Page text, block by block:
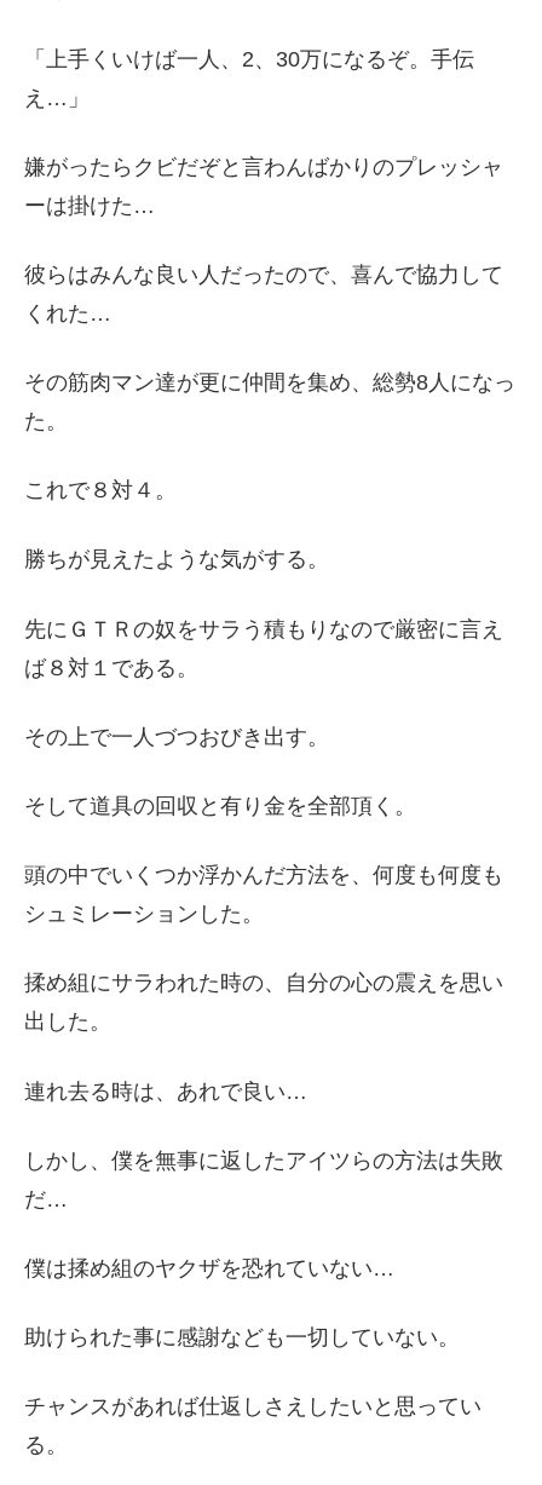
「上手くいけば一人、2、30万になるぞ。手伝
え…」
嫌がったらクビだぞと言わんばかりのプレッシャ
ーは掛けた…
彼らはみんな良い人だったので、喜んで協力して
くれた…
その筋肉マン達が更に仲間を集め、総勢8人になっ
た。
これで８対４。
勝ちが見えたような気がする。
先にＧＴＲの奴をサラう積もりなので厳密に言え
ば８対１である。
その上で一人づつおびき出す。
そして道具の回収と有り金を全部頂く。
頭の中でいくつか浮かんだ方法を、何度も何度も
シュミレーションした。
揉め組にサラわれた時の、自分の心の震えを思い
出した。
連れ去る時は、あれで良い…
しかし、僕を無事に返したアイツらの方法は失敗
だ…
僕は揉め組のヤクザを恐れていない…
助けられた事に感謝なども一切していない。
チャンスがあれば仕返しさえしたいと思ってい
る。